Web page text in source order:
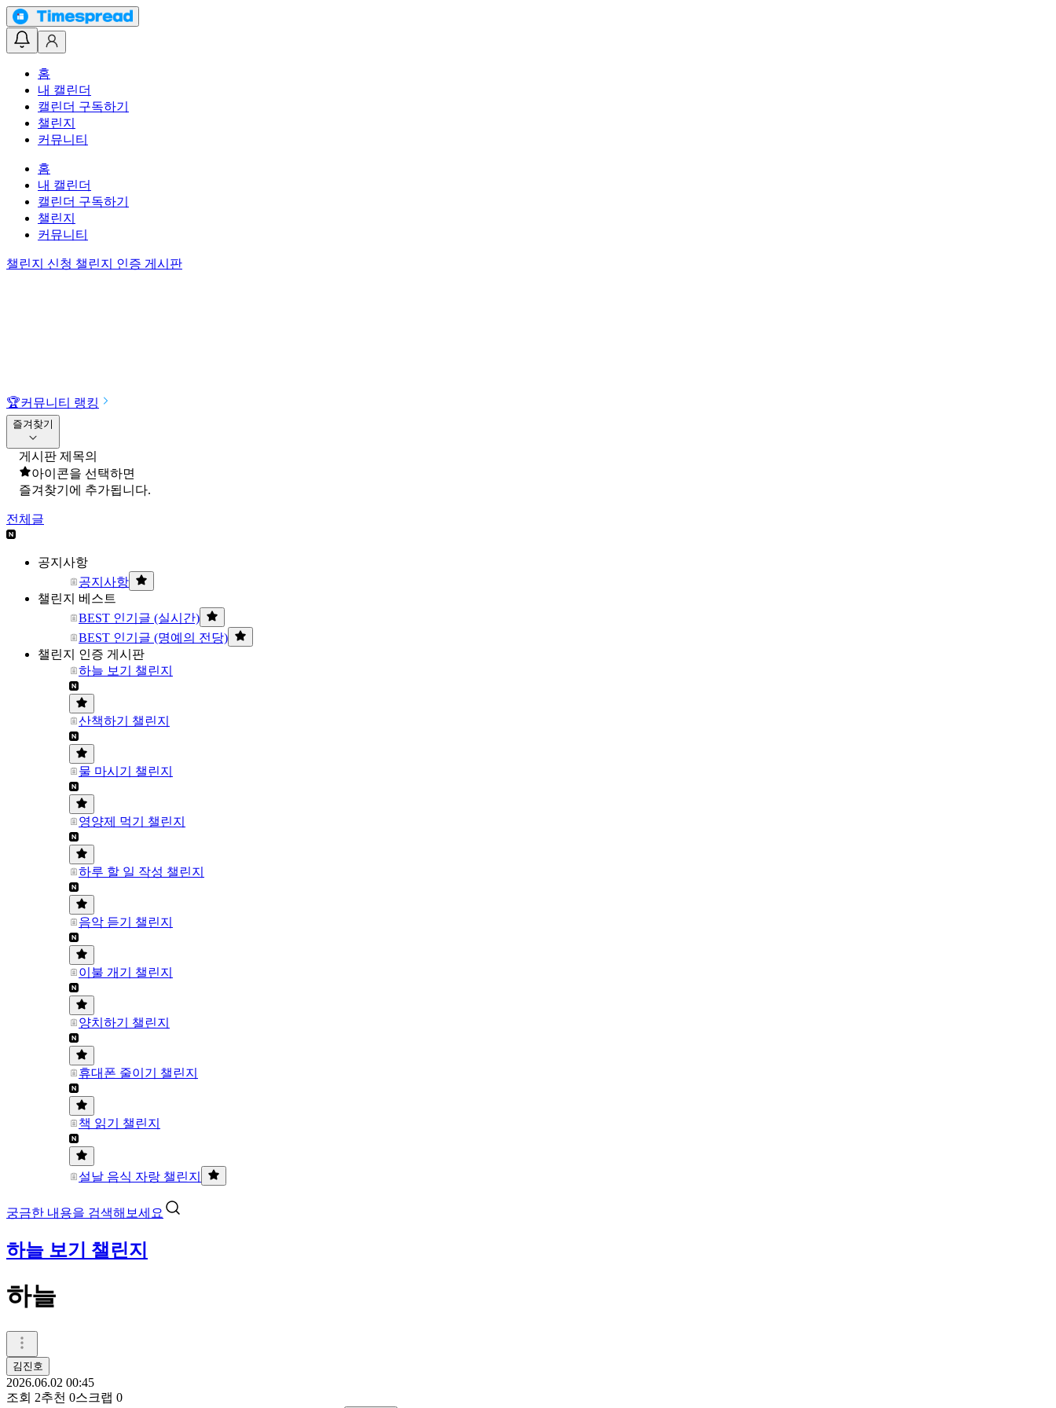
홈
내 캘린더
캘린더 구독하기
챌린지
커뮤니티
홈
내 캘린더
캘린더 구독하기
챌린지
커뮤니티
챌린지 신청 챌린지 인증 게시판
🏆커뮤니티 랭킹
즐겨찾기
게시판 제목의
아이콘을 선택하면
즐겨찾기에 추가됩니다.
전체글
공지사항
공지사항
챌린지 베스트
BEST 인기글 (실시간)
BEST 인기글 (명예의 전당)
챌린지 인증 게시판
하늘 보기 챌린지
산책하기 챌린지
물 마시기 챌린지
영양제 먹기 챌린지
하루 할 일 작성 챌린지
음악 듣기 챌린지
이불 개기 챌린지
양치하기 챌린지
휴대폰 줄이기 챌린지
책 읽기 챌린지
설날 음식 자랑 챌린지
궁금한 내용을 검색해보세요
하늘 보기 챌린지
하늘
김진호
2026.06.02 00:45
조회 2추천 0스크랩 0